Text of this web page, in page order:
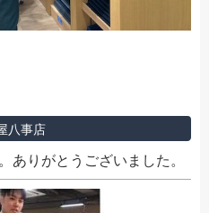
八事店
りがとうございました。